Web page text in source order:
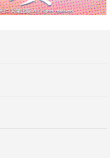
洋場域和功能。
、藍鯨、氣候變遷、海洋廢棄